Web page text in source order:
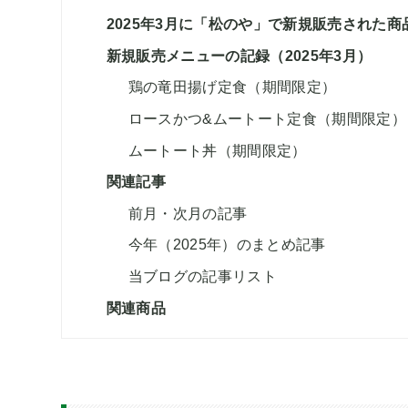
2025年3月に「松のや」で新規販売された商
新規販売メニューの記録（2025年3月）
鶏の竜田揚げ定食（期間限定）
ロースかつ&ムートート定食（期間限定）
ムートート丼（期間限定）
関連記事
前月・次月の記事
今年（2025年）のまとめ記事
当ブログの記事リスト
関連商品